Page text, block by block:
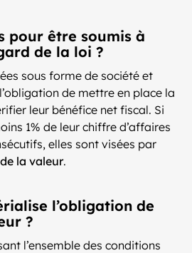
pour être soumis à
de la loi ?
sous forme de société et
de mettre en place la
leur bénéfice net fiscal. Si
1% de leur chiffre d’affaires
elles sont visées par
la valeur.
l’obligation de
?
l’ensemble des conditions